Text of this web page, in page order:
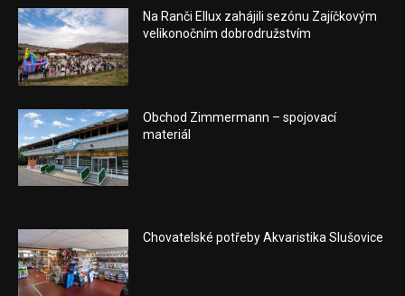
Na Ranči Ellux zahájili sezónu Zajíčkovým
velikonočním dobrodružstvím
Obchod Zimmermann – spojovací
materiál
Chovatelské potřeby Akvaristika Slušovice